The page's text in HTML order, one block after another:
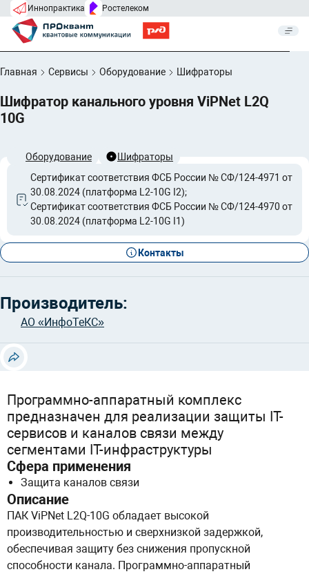
Иннопрактика Ростелеком
Главная Сервисы Оборудование Шифраторы
Шифратор канального уровня ViPNet L2Q
10G
Оборудование
Шифраторы
Сертификат соответствия ФСБ России № СФ/124-4971 от
30.08.2024 (платформа L2-10G I2);
Сертификат соответствия ФСБ России № СФ/124-4970 от
30.08.2024 (платформа L2-10G I1)
Контакты
Производитель:
АО «ИнфоТеКС»
Программно-аппаратный комплекс
предназначен для реализации защиты IT-
сервисов и каналов связи между
сегментами IT-инфраструктуры
Сфера применения
Защита каналов связи
Описание
ПАК ViPNet L2Q-10G обладает высокой
производительностью и сверхнизкой задержкой,
обеспечивая защиту без снижения пропускной
способности канала. Программно-аппаратный